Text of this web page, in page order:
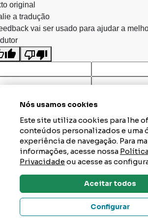
Nós usamos cookies
Este site utiliza cookies para lhe
conteúdos personalizados e uma
experiência de navegação. Para
informações, acesse nossa
Privacidadeou acesse as
Aceitar todos
Configurar
original
a tradução
vai ser usado para ajudar a